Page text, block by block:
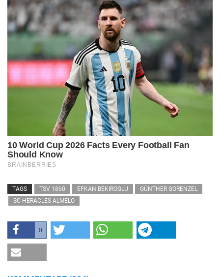
TAGS TSV 1860 EFKAN BEKIROGLU
GÜNTHER GORENZEL
SC HERACLES ALMELO
0